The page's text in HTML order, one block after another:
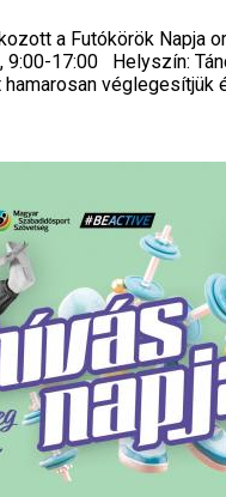
a Futókörök
9:00-17:00 Helyszín:
véglegesítjük